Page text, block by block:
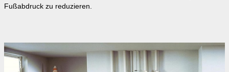
Fußabdruck zu reduzieren.